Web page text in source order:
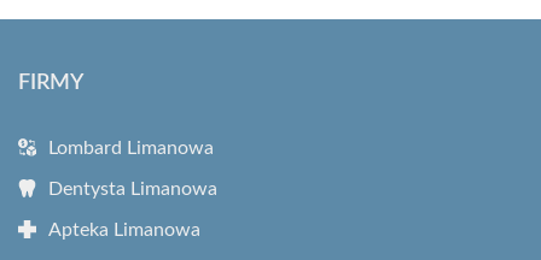
FIRMY
Lombard Limanowa
Dentysta Limanowa
Apteka Limanowa